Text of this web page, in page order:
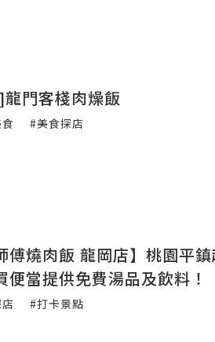
門客棧肉燥飯
#美食探店
傅燒肉飯 龍岡店】桃園平
便當提供免費湯品及飲料！
#打卡景點